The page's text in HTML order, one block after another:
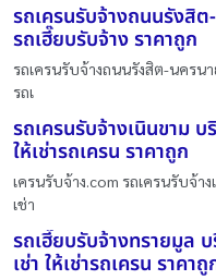
รถเครนรับจ้างถนนรังสิ
รถเฮี๊ยบรับจ้าง ราคาถูก
รถเครนรับจ้างถนนรังสิต-นครน
รถเ
รถเครนรับจ้างเนินขาม บ
ให้เช่ารถเครน ราคาถูก
เครนรับจ้าง.com รถเครนรับจ้า
เช่า
รถเฮี๊ยบรับจ้างทรายมูล
เช่า ให้เช่ารถเครน ราคาถู